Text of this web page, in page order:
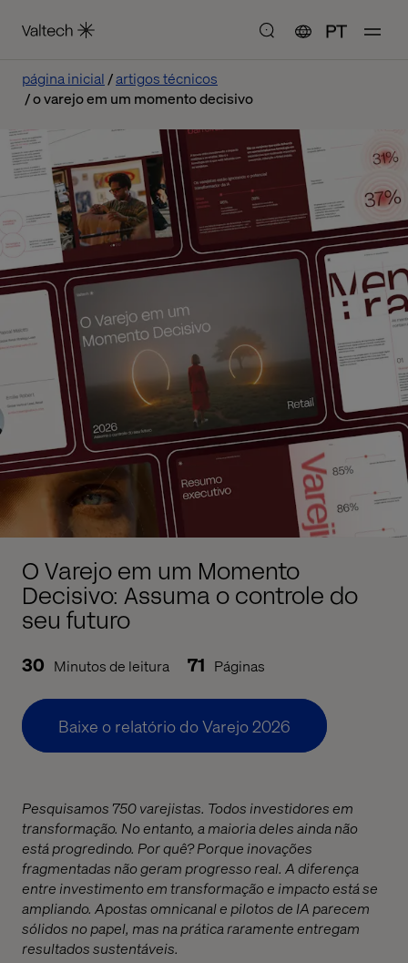
PT
página inicial
artigos técnicos
o varejo em um momento decisivo
O Varejo em um Momento
Decisivo: Assuma o controle do
seu futuro
30 Minutos de leitura 71 Páginas
Baixe o relatório do Varejo 2026
Pesquisamos 750varejistas. Todos investidores em
transformação. No entanto, a maioria deles ainda não
está progredindo. Por quê? Porque inovações
fragmentadas não geram progresso real. A diferença
entre investimento em transformação e impacto está se
ampliando. Apostasomnicanal e pilotos de IA parecem
sólidos no papel, mas na prática raramente entregam
resultados sustentáveis.